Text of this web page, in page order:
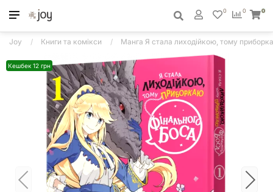
0
0 0
Joy Книги та комікси Манга Я стала лиходійкою, тому
Кешбек 12 грн